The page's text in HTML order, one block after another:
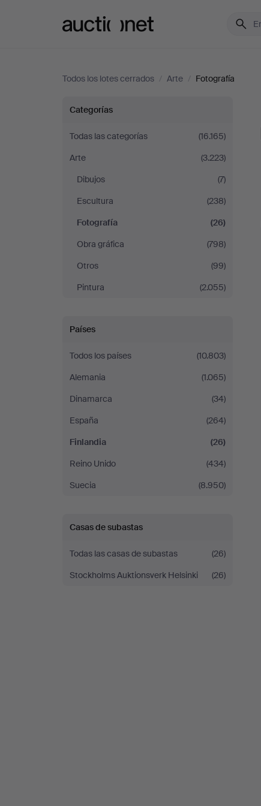
Todos los lotes cerrados / Arte / Fotografía
Fotografía
en
Finlandia
Categorías
Todas las categorías
(16.165)
Arte
(3.223)
Dibujos
(7)
Escultura
(238)
Fotografía
(26)
Obra gráfica
(798)
Otros
(99)
Pintura
(2.055)
Países
Todos los países
(10.803)
Alemania
(1.065)
Dinamarca
(34)
España
(264)
Finlandia
(26)
Reino Unido
(434)
Suecia
(8.950)
Casas de subastas
Todas las casas de subastas
(26)
Stockholms Auktionsverk Helsinki
(26)